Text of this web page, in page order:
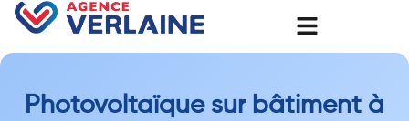
Photovoltaïque sur bâtiment à